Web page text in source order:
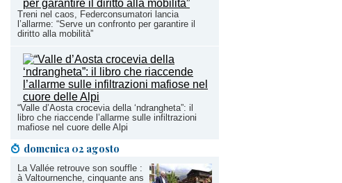
Treni nel caos, Federconsumatori lancia
l’allarme: “Serve un confronto per garantire il
diritto alla mobilità”
“Valle d’Aosta crocevia della ‘ndrangheta”: il
libro che riaccende l’allarme sulle infiltrazioni
mafiose nel cuore delle Alpi
domenica 02 agosto
La Vallée retrouve son souffle :
à Valtournenche, cinquante ans